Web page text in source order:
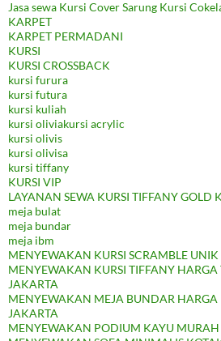
Jasa sewa Kursi Cover Sarung Kursi
KARPET
KARPET PERMADANI
KURSI
KURSI CROSSBACK
kursi furura
kursi futura
kursi kuliah
kursi oliviakursi acrylic
kursi olivis
kursi olivisa
kursi tiffany
KURSI VIP
LAYANAN SEWA KURSI TIFFANY GOLD
meja bulat
meja bundar
meja ibm
MENYEWAKAN KURSI SCRAMBLE
MENYEWAKAN KURSI TIFFANY
JAKARTA
MENYEWAKAN MEJA BUNDAR
JAKARTA
MENYEWAKAN PODIUM KAYU